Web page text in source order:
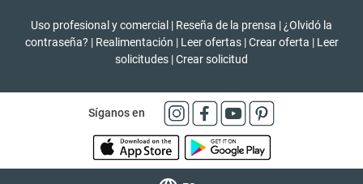
Uso profesional y comercial | Reseña de la prensa | ¿Olvidó la
contraseña? | Realimentación | Leer ofertas | Crear oferta | Leer
solicitudes |Crear solicitud
Síganos en